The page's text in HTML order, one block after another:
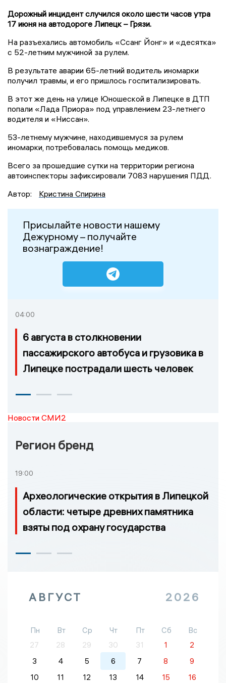
Дорожный инцидент случился около шести часов утра
17 июня на автодороге Липецк – Грязи.
На разъехались автомобиль «Ссанг Йонг» и «десятка»
с 52-летним мужчиной за рулем.
В результате аварии 65-летний водитель иномарки
получил травмы, и его пришлось госпитализировать.
В этот же день на улице Юношеской в Липецке в ДТП
попали «Лада Приора» под управлением 23-летнего
водителя и «Ниссан».
53-летнему мужчине, находившемуся за рулем
иномарки, потребовалась помощь медиков.
Всего за прошедшие сутки на территории региона
автоинспекторы зафиксировали 7083 нарушения ПДД.
Автор:
Кристина Спирина
Присылайте новости нашему
Дежурному – получайте
вознаграждение!
04:00
6 августа в столкновении
пассажирского автобуса и грузовика в
Липецке пострадали шесть человек
Новости СМИ2
Регион бренд
19:00
Археологические открытия в Липецкой
области: четыре древних памятника
взяты под охрану государства
АВГУСТ 2026
Пн Вт Ср Чт Пт Сб
Вс
27
28 29 30 31 1
2
3
4 5 6 7 8
9
10
11 12 13 14 15
16